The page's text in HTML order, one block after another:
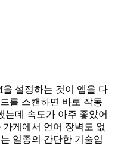
을 설정하는 것이 앱을 다
를 스캔하면 바로 작동
는데 속도가 아주 좋았어
게에서 언어 장벽도 없
일종의 간단한 기술입